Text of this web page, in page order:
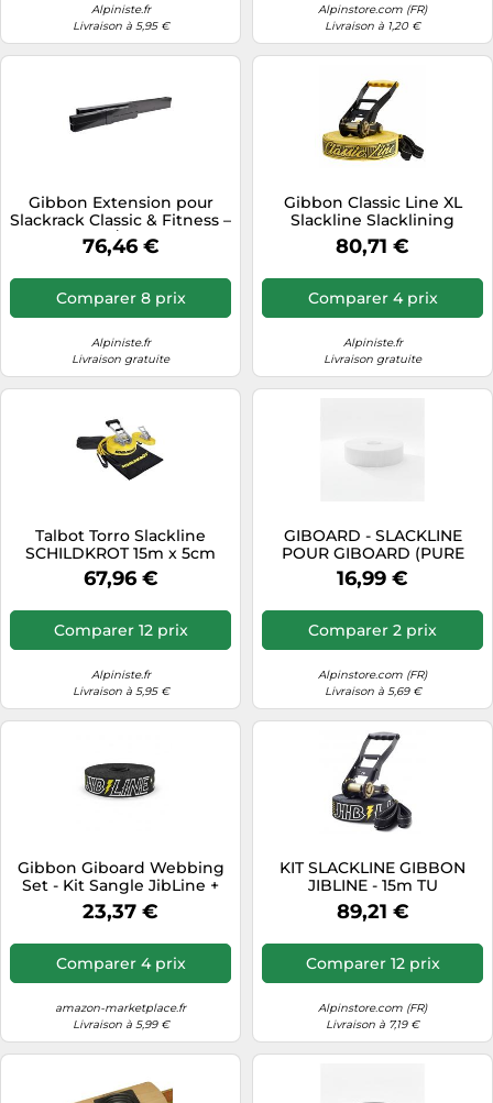
Alpiniste.fr
Livraison à 5,95 €
Alpinstore.com (FR)
Livraison à 1,20 €
Gibbon Extension pour
Slackrack Classic & Fitness –
Mixte Adulte/Enfant – Noir 1
mètre
76,46 €
Comparer 8 prix
Alpiniste.fr
Livraison gratuite
Gibbon Classic Line XL
Slackline Slacklining
Slacken Balanceband 25M
80,71 €
Comparer 4 prix
Alpiniste.fr
Livraison gratuite
Talbot Torro Slackline
SCHILDKROT 15m x 5cm
cliquet métal, sangle
d'apprentissage incluse,
67,96 €
Comparer 12 prix
Alpiniste.fr
Livraison à 5,95 €
GIBOARD - SLACKLINE
POUR GIBOARD (PURE
WHITE) TU
16,99 €
Comparer 2 prix
Alpinstore.com (FR)
Livraison à 5,69 €
Gibbon Giboard Webbing
Set - Kit Sangle JibLine +
Système de Tension Lock &
Roll Inclus - pour Giboard
pour Tricks & Freestyle -
160cm
23,37 €
Comparer 4 prix
amazon-marketplace.fr
Livraison à 5,99 €
KIT SLACKLINE GIBBON
JIBLINE - 15m TU
89,21 €
Comparer 12 prix
Alpinstore.com (FR)
Livraison à 7,19 €